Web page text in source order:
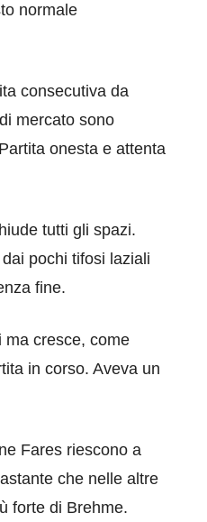
normale
consecutiva da
mercato sono
onesta e attenta
tutti gli spazi.
pochi tifosi laziali
fine.
ma cresce, come
in corso. Aveva un
Fares riescono a
che nelle altre
forte di Brehme.